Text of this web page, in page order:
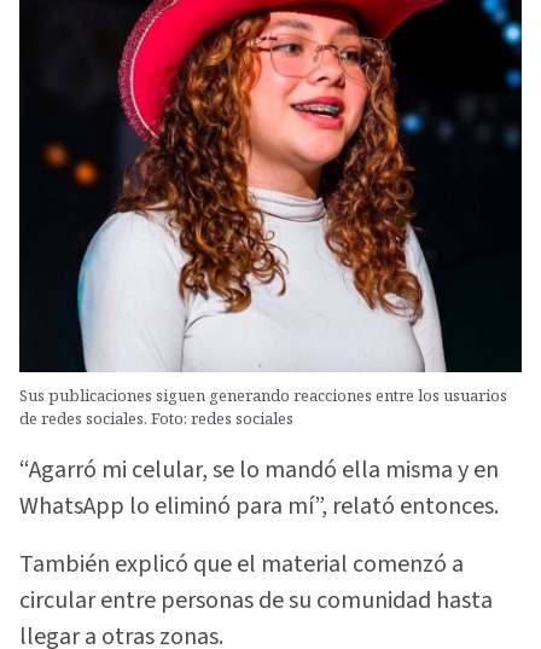
Sus publicaciones siguen generando reacciones entre los usuarios
de redes sociales. Foto: redes sociales
“Agarró mi celular, se lo mandó ella misma y en
WhatsApp lo eliminó para mí”, relató entonces.
También explicó que el material comenzó a
circular entre personas de su comunidad hasta
llegar a otras zonas.